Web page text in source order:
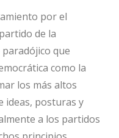
por el
de la
que
como la
los más altos
ideas, posturas y
a los partidos